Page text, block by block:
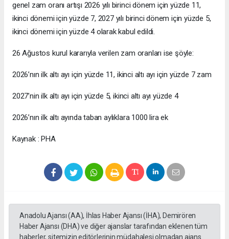
genel zam oranı artışı 2026 yılı birinci dönem için yüzde 11,
ikinci dönemi için yüzde 7, 2027 yılı birinci dönem için yüzde 5,
ikinci dönemi için yüzde 4 olarak kabul edildi.
26 Ağustos kurul kararıyla verilen zam oranları ise şöyle:
2026’nın ilk altı ayı için yüzde 11, ikinci altı ayı için yüzde 7 zam
2027’nin ilk altı ayı için yüzde 5, ikinci altı ayı yüzde 4
2026’nın ilk altı ayında taban aylıklara 1000 lira ek
Kaynak : PHA
Anadolu Ajansı (AA), İhlas Haber Ajansı (İHA), Demirören
Haber Ajansı (DHA) ve diğer ajanslar tarafından eklenen tüm
haberler, sitemizin editörlerinin müdahalesi olmadan ajans